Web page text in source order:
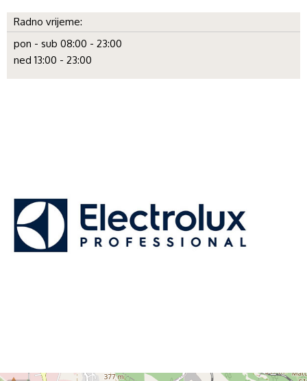
Radno vrijeme:
pon - sub 08:00 - 23:00
ned 13:00 - 23:00